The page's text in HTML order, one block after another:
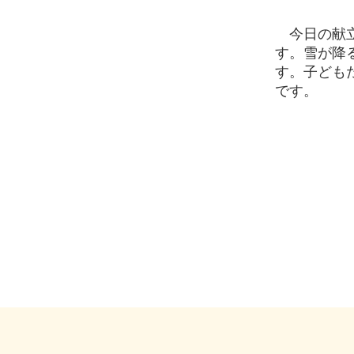
今日の献
す。雪が降
す。子ども
です。